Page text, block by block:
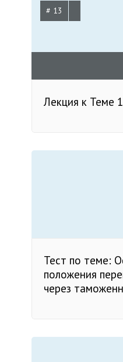
# 13
Лекция к Теме
Тест по теме:
положения
через